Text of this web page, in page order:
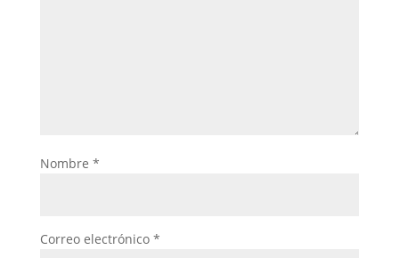
Nombre *
Correo electrónico *